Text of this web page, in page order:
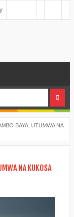
BAYA, UTUMWA NA
NA KUKOSA